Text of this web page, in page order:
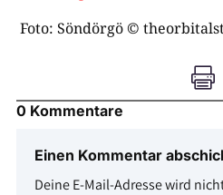
Foto: Söndörgö ©

0 Kommentare
Einen Kommentar
Deine E-Mail-Adresse wird